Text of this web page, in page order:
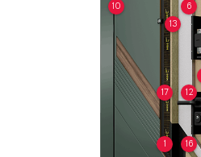
1
6
10
12
13
16
17